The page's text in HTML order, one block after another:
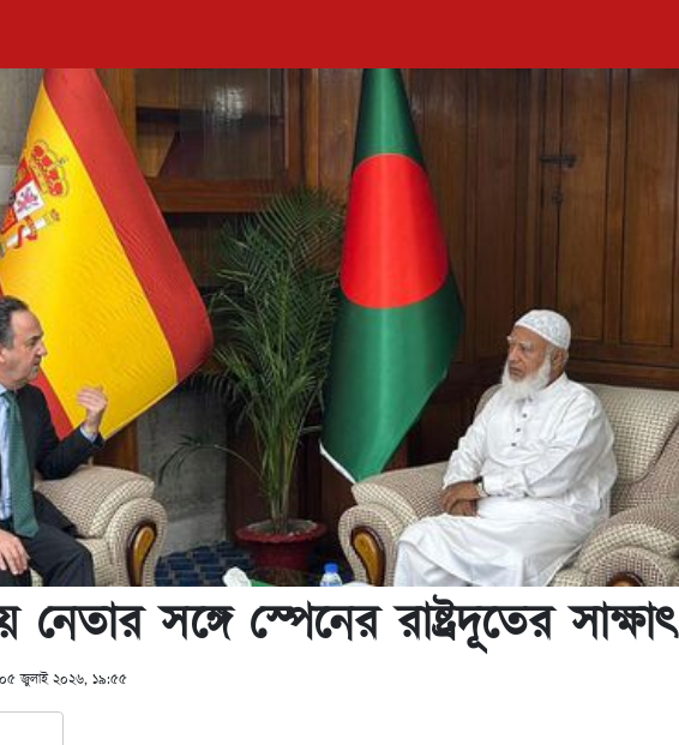
নেতার সঙ্গে স্পেনের রাষ্ট্রদূতের সাক্ষাৎ
০৫ জুলাই ২০২৬, ১৯:৫৫